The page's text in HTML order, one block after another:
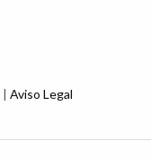
| Aviso Legal